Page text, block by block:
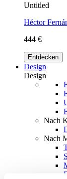
Untitled
Héctor
444 €
Entdecken
Design
Design
Nach
Nach